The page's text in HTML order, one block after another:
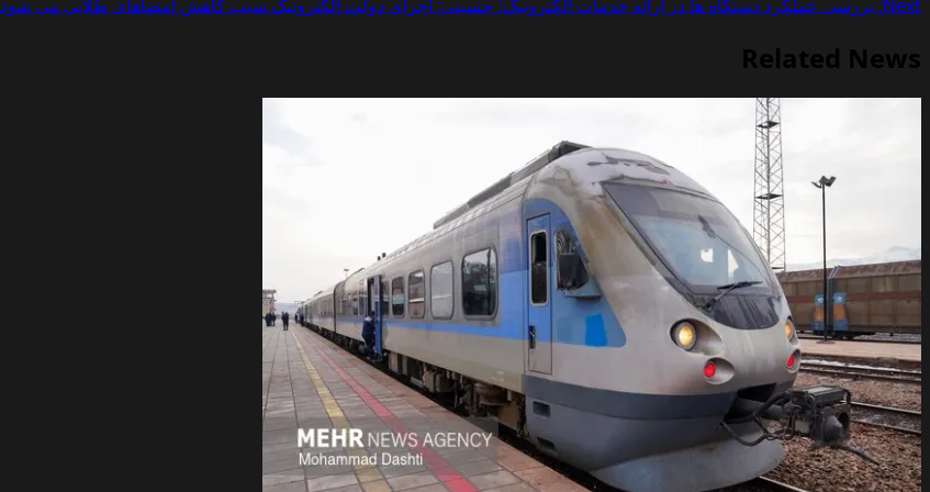
Next: بررسی عملکرد دستگاه ها در ارائه خدمات الکترونیک؛ حسینی: اجرای دولت الکترونیک سبب کاهش امضاهای طلایی می شود
Related News